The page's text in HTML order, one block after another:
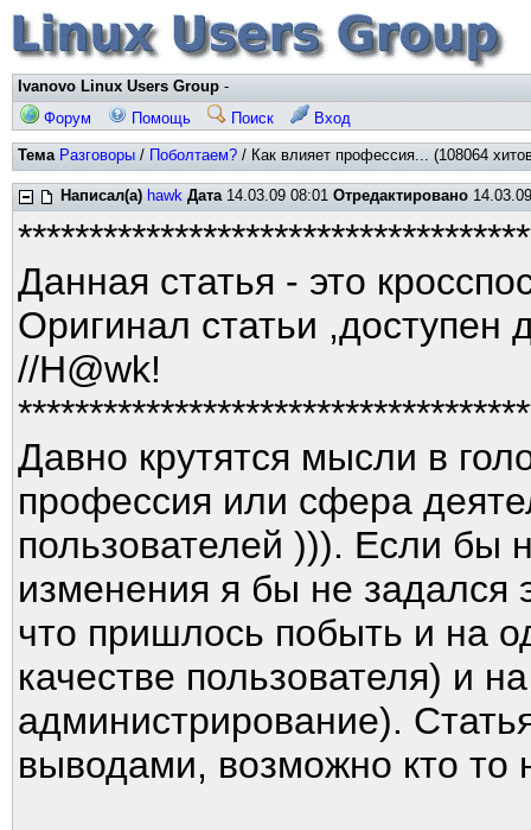
Ivanovo Linux Users Group -
Форум
Помощь Поиск Вход
Тема Разговоры / Поболтаем? / Как влияет профессия... (108064
Написал(а) hawk Дата14.03.09 08:01 Отредактировано
Данная статья - это
Оригинал статьи ,доступен
//H@wk!
Давно крутятся мысли в
профессия или сфера
пользователей ))). Если бы
изменения я бы не задался
что пришлось побыть и на
качестве пользователя) и
администрирование).
выводами, возможно кто то